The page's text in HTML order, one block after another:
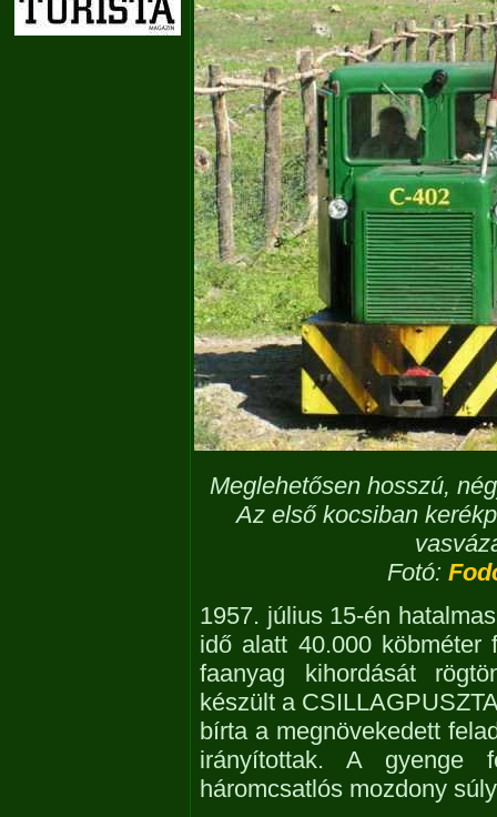
Meglehetősen hosszú,
Az első kocsiban
Fotó:
1957. július 15-én
idő alatt 40.000
faanyag kihordását
készült a
bírta a megnövekedett
irányítottak. A gyenge
háromcsatlós mozdony